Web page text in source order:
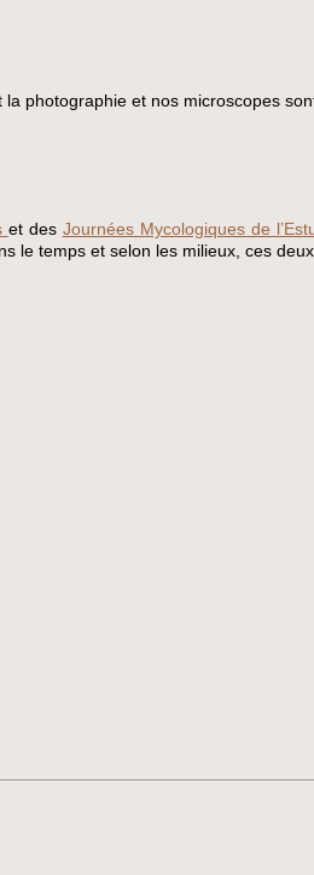
la photographie et nos microscopes
et des Journées Mycologiques de
le temps et selon les milieux, ces